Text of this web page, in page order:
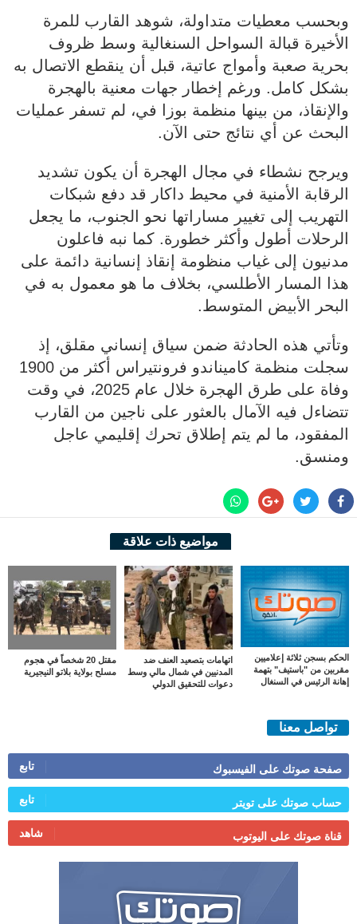
وبحسب معطيات متداولة، شوهد القارب للمرة
الأخيرة قبالة السواحل السنغالية وسط ظروف
بحرية صعبة وأمواج عاتية، قبل أن ينقطع الاتصال به
بشكل كامل. ورغم إخطار جهات معنية بالهجرة
والإنقاذ، من بينها منظمة بوزا في، لم تسفر عمليات
البحث عن أي نتائج حتى الآن.
ويرجح نشطاء في مجال الهجرة أن يكون تشديد
الرقابة الأمنية في محيط داكار قد دفع شبكات
التهريب إلى تغيير مساراتها نحو الجنوب، ما يجعل
الرحلات أطول وأكثر خطورة. كما نبه فاعلون
مدنيون إلى غياب منظومة إنقاذ إنسانية دائمة على
هذا المسار الأطلسي، بخلاف ما هو معمول به في
البحر الأبيض المتوسط.
وتأتي هذه الحادثة ضمن سياق إنساني مقلق، إذ
سجلت منظمة كاميناندو فرونتيراس أكثر من 1900
وفاة على طرق الهجرة خلال عام 2025، في وقت
تتضاءل فيه الآمال بالعثور على ناجين من القارب
المفقود، ما لم يتم إطلاق تحرك إقليمي عاجل
ومنسق.
مواضيع ذات علاقة
الحكم بسجن ثلاثة إعلاميين
مقربين من "باستيف" بتهمة
إهانة الرئيس في السنغال
اتهامات بتصعيد العنف ضد
المدنيين في شمال مالي وسط
دعوات للتحقيق الدولي
مقتل 20 شخصاً في هجوم
مسلح بولاية بلاتو النيجيرية
تواصل معنا
صفحة صوتك على الفيسبوك تابع
حساب صوتك على تويتر تابع
قناة صوتك على اليوتوب شاهد